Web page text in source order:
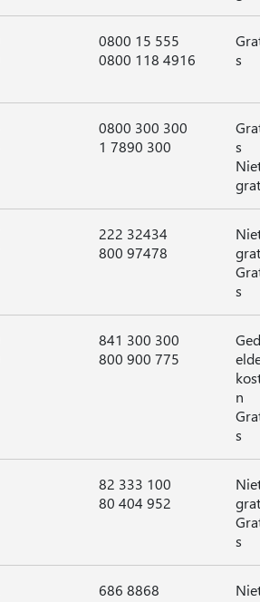
0800 15 555
0800 118 4916
s
0800 300 300
1 7890 300
s
222 32434
800 97478
s
841 300 300
800 900 775
n
s
82 333 100
80 404 952
s
686 8868